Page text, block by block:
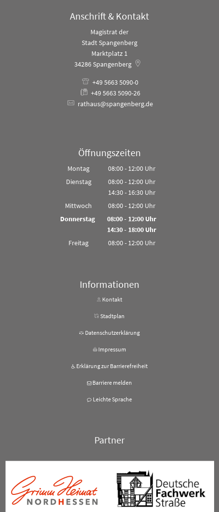
Anschrift & Kontakt
Magistrat der
Stadt Spangenberg
Marktplatz 1
34286 Spangenberg
+49 5663 5090-0
+49 5663 5090-26
rathaus@spangenberg.de
Öffnungszeiten
Montag 08:00- 12:00Uhr
Von 08:00 bis 12:00 Uhr
Dienstag 08:00- 12:00Uhr
Von 08:00 bis 12:00 Uhr
14:30- 16:30Uhr
Von 14:30 bis 16:30 Uhr
Mittwoch 08:00- 12:00Uhr
Von 08:00 bis 12:00 Uhr
Donnerstag 08:00- 12:00Uhr
Von 08:00 bis 12:00 Uhr
14:30- 18:00Uhr
Von 14:30 bis 18:00 Uhr
Freitag 08:00- 12:00Uhr
Informationen
Kontakt
Stadtplan
Datenschutzerklärung
Impressum
Erklärung zur Barrierefreiheit
Barriere melden
Leichte Sprache
Partner